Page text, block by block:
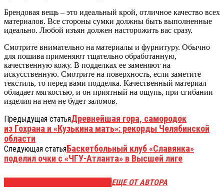
Брендовая вещь – это идеальный крой, отличное качество всех
материалов. Все стороны сумки должны быть выполненные
идеально. Любой изъян должен насторожить вас сразу.
Смотрите внимательно на материалы и фурнитуру. Обычно
для пошива применяют тщательно обработанную,
качественную кожу. В подделках ее заменяют на
искусственную. Смотрите на поверхность, если заметите
текстиль, то перед вами подделка. Качественный материал
обладает мягкостью, и он приятный на ощупь, при сгибании
изделия на нем не будет заломов.
Предыдущая статьяДревнейшая гора, самородок
из Гохрана и «Кузькина мать»: рекорды Челябинской
области
Следующая статьяБаскетбольный клуб «Славянка»
поделил очки с «ЧГУ-Атланта» в Высшей лиге
ЕЩЕ ОТ АВТОРА